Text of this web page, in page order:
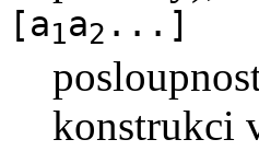
[a1a2 ...]
konstrukci